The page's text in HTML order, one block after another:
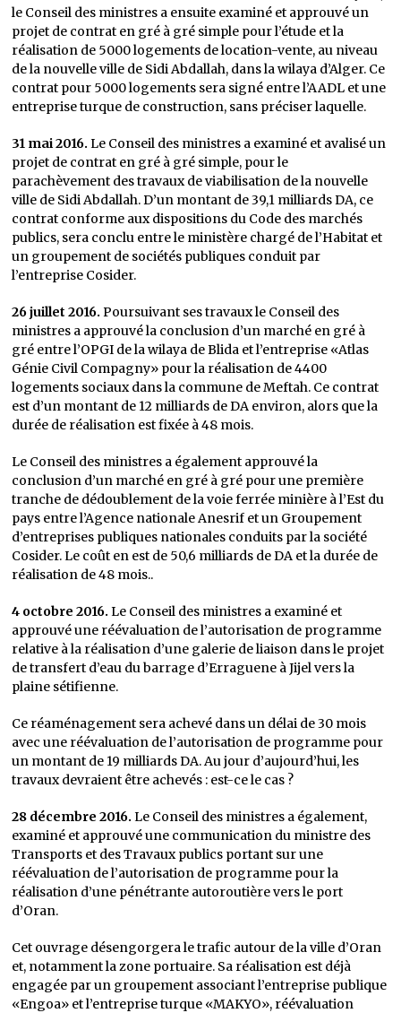
le Conseil des ministres a ensuite examiné et approuvé un
projet de contrat en gré à gré simple pour l’étude et la
réalisation de 5000 logements de location-vente, au niveau
de la nouvelle ville de Sidi Abdallah, dans la wilaya d’Alger. Ce
contrat pour 5000 logements sera signé entre l’AADL et une
entreprise turque de construction, sans préciser laquelle.
31 mai 2016. Le Conseil des ministres a examiné et avalisé un
projet de contrat en gré à gré simple, pour le
parachèvement des travaux de viabilisation de la nouvelle
ville de Sidi Abdallah. D’un montant de 39,1 milliards DA, ce
contrat conforme aux dispositions du Code des marchés
publics, sera conclu entre le ministère chargé de l’Habitat et
un groupement de sociétés publiques conduit par
l’entreprise Cosider.
26 juillet 2016. Poursuivant ses travaux le Conseil des
ministres a approuvé la conclusion d’un marché en gré à
gré entre l’OPGI de la wilaya de Blida et l’entreprise «Atlas
Génie Civil Compagny» pour la réalisation de 4400
logements sociaux dans la commune de Meftah. Ce contrat
est d’un montant de 12 milliards de DA environ, alors que la
durée de réalisation est fixée à 48 mois.
Le Conseil des ministres a également approuvé la
conclusion d’un marché en gré à gré pour une première
tranche de dédoublement de la voie ferrée minière à l’Est du
pays entre l’Agence nationale Anesrif et un Groupement
d’entreprises publiques nationales conduits par la société
Cosider. Le coût en est de 50,6 milliards de DA et la durée de
réalisation de 48 mois..
4 octobre 2016. Le Conseil des ministres a examiné et
approuvé une réévaluation de l’autorisation de programme
relative à la réalisation d’une galerie de liaison dans le projet
de transfert d’eau du barrage d’Erraguene à Jijel vers la
plaine sétifienne.
Ce réaménagement sera achevé dans un délai de 30 mois
avec une réévaluation de l’autorisation de programme pour
un montant de 19 milliards DA. Au jour d’aujourd’hui, les
travaux devraient être achevés : est-ce le cas ?
28 décembre 2016. Le Conseil des ministres a également,
examiné et approuvé une communication du ministre des
Transports et des Travaux publics portant sur une
réévaluation de l’autorisation de programme pour la
réalisation d’une pénétrante autoroutière vers le port
d’Oran.
Cet ouvrage désengorgera le trafic autour de la ville d’Oran
et, notamment la zone portuaire. Sa réalisation est déjà
engagée par un groupement associant l’entreprise publique
«Engoa» et l’entreprise turque «MAKYO», réévaluation